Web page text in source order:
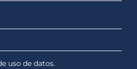
uso de datos.